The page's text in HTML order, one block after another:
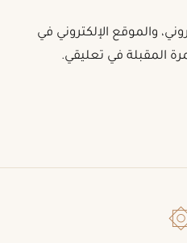
والموقع الإلكتروني في
المقبلة في تعليقي.